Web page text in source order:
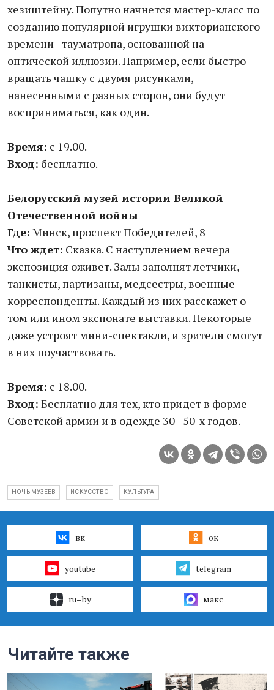
хезиштейну. Попутно начнется мастер-класс по
созданию популярной игрушки викторианского
времени - тауматропа, основанной на
оптической иллюзии. Например, если быстро
вращать чашку с двумя рисунками,
нанесенными с разных сторон, они будут
восприниматься, как один.
Время: с 19.00.
Вход: бесплатно.
Белорусский музей истории Великой
Отечественной войны
Где: Минск, проспект Победителей, 8
Что ждет: Сказка. С наступлением вечера
экспозиция оживет. Залы заполнят летчики,
танкисты, партизаны, медсестры, военные
корреспонденты. Каждый из них расскажет о
том или ином экспонате выставки. Некоторые
даже устроят мини-спектакли, и зрители смогут
в них поучаствовать.
Время: с 18.00.
Вход: Бесплатно для тех, кто придет в форме
Советской армии и в одежде 30 - 50-х годов.
НОЧЬ МУЗЕЕВ ИСКУССТВО КУЛЬТУРА
вк ок
youtube telegram
ru–by макс
Читайте также